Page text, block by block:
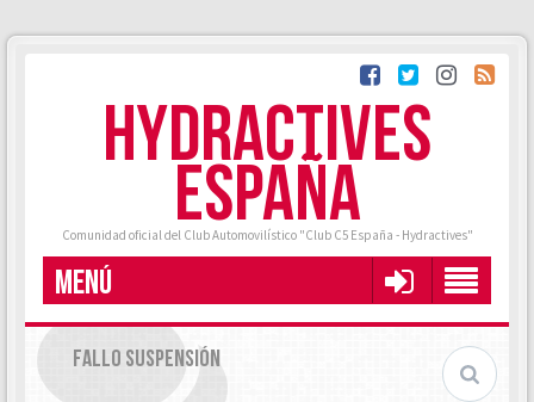
HYDRACTIVES
ESPAÑA
Comunidad oficial del Club Automovilístico "Club C5 España - Hydractives"
MENÚ
FALLO SUSPENSIÓN